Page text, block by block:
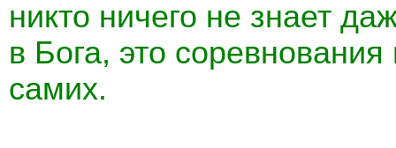
никто ничего не знает
в Бога, это
самих.